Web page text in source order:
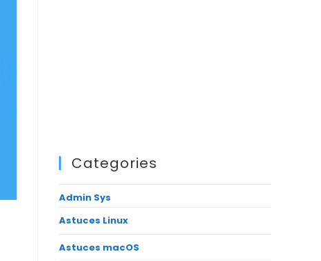
Categories
Admin Sys
Astuces Linux
Astuces macOS